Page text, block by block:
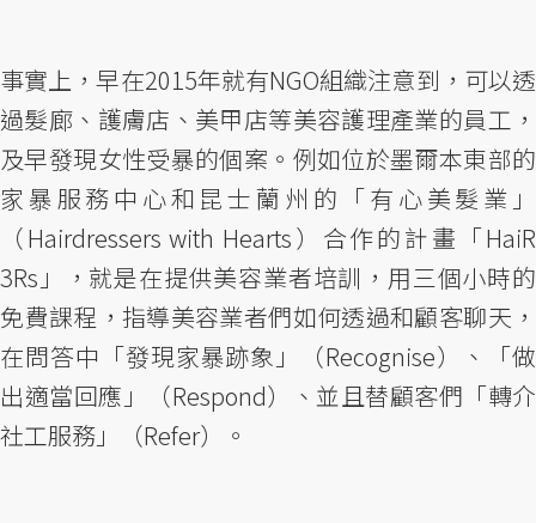
事實上，早在2015年就有NGO組織注意到，可以透
過髮廊、護膚店、美甲店等美容護理產業的員工，
及早發現女性受暴的個案。例如位於墨爾本東部的
家暴服務中心和昆士蘭州的「有心美髮業」
（Hairdressers with Hearts）合作的計畫「HaiR
3Rs」，就是在提供美容業者培訓，用三個小時的
免費課程，指導美容業者們如何透過和顧客聊天，
在問答中「發現家暴跡象」（Recognise）、「做
出適當回應」（Respond）、並且替顧客們「轉介
社工服務」（Refer）。